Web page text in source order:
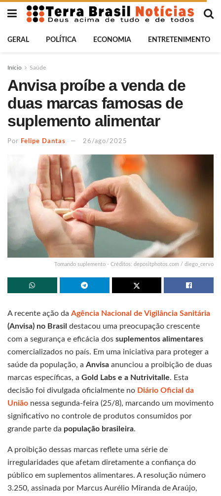
GERAL POLÍTICA ECONOMIA ENTRETENIMENTO
Início Saúde
Anvisa proíbe a venda de
duas marcas famosas de
suplemento alimentar
Por Felipe Dantas 26/ago/2025
Tomando suplemento - Créditos: depositphotos.com / diego_cervo
A recente ação da Agência Nacional de Vigilância Sanitária
(Anvisa) no Brasil destacou uma preocupação crescente
com a segurança e eficácia dos suplementos alimentares
comercializados no país. Em uma iniciativa para proteger a
saúde da população, a Anvisa anunciou a proibição de duas
marcas específicas, a Gold Labs e a Nutrivitalle. Esta
decisão foi divulgada oficialmente no Diário Oficial da
União nessa segunda-feira (25/8), marcando um movimento
significativo no controle de produtos consumidos por
grande parte da população brasileira.
A proibição dessas marcas reflete uma série de
irregularidades que afetam diretamente a confiança do
público em suplementos alimentares. A resolução número
3.250, assinada por Marcus Aurélio Miranda de Araújo,